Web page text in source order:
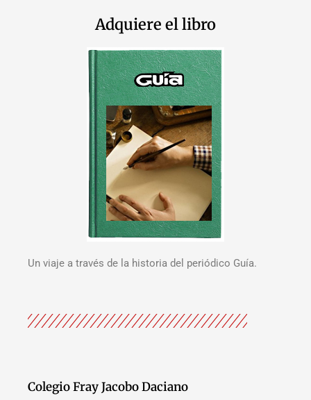
Adquiere el libro
Un viaje a través de la historia del periódico Guía.
Colegio Fray Jacobo Daciano